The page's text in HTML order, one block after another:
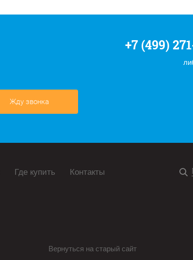
+7 (499)
Жду звонка
Где купить Контакты
Вернуться на старый сайт